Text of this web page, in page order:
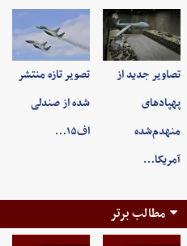
تصاویر جدید از
پهپادهای
منهدم‌شده
آمریکا…
تصویر تازه منتشر
شده از صندلی
اف۱۵…
مطالب برتر